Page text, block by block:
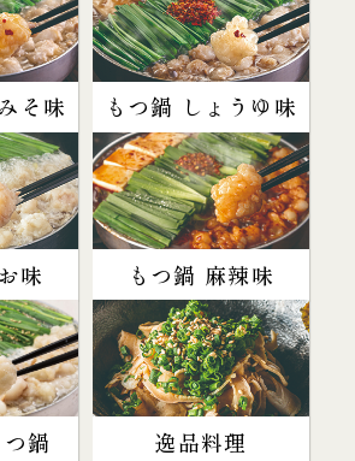
そ味 もつ鍋 しょうゆ味
味 もつ鍋 麻辣味
鍋 逸品料理